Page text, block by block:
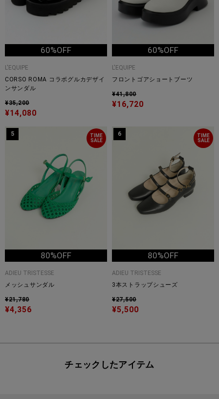
60%OFF
L'EQUIPE
CORSO ROMA コラボグルカデザイ
ンサンダル
¥35,200
¥14,080
60%OFF
L'EQUIPE
フロントゴアショートブーツ
¥41,800
¥16,720
TIME
SALE
5
80%OFF
ADIEU TRISTESSE
メッシュサンダル
¥21,780
¥4,356
TIME
SALE
6
80%OFF
ADIEU TRISTESSE
3本ストラップシューズ
¥27,500
¥5,500
チェックしたアイテム